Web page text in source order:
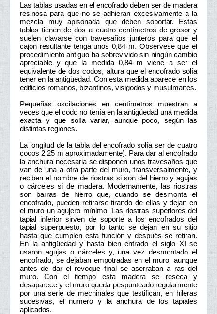
Las tablas usadas en el encofrado deben ser de madera
resinosa para que no se adhieran excesivamente a la
mezcla muy apisonada que deben soportar. Estas
tablas tienen de dos a cuatro centímetros de grosor y
suelen clavarse con travesaños junteros para que el
cajón resultante tenga unos 0,84 m. Obsérvese que el
procedimiento antiguo ha sobrevivido sin ningún cambio
apreciable y que la medida 0,84 m viene a ser el
equivalente de dos codos, altura que el encofrado solía
tener en la antigüedad. Con esta medida aparece en los
edificios romanos, bizantinos, visigodos y musulmanes.
Pequeñas oscilaciones en centímetros muestran a
veces que el codo no tenía en la antigüedad una medida
exacta y que solía variar, aunque poco, según las
distintas regiones.
La longitud de la tabla del encofrado solía ser de cuatro
codos 2,25 m aproximadamente). Para dar al encofrado
la anchura necesaria se disponen unos travesaños que
van de una a otra parte del muro, transversalmente, y
reciben el nombre de riostras si son del hierro y agujas
o cárceles si de madera. Modernamente, las riostras
son barras de hierro que, cuando se desmonta el
encofrado, pueden retirarse tirando de ellas y dejan en
el muro un agujero mínimo. Las riostras superiores del
tapial inferior sirven de soporte a los encofrados del
tapial superpuesto, por lo tanto se dejan en su sitio
hasta que cumplen esta función y después se retiran.
En la antigüedad y hasta bien entrado el siglo XI se
usaron agujas o cárceles y, una vez desmontado el
encofrado, se dejaban empotradas en el muro, aunque
antes de dar el revoque final se aserraban a ras del
muro. Con el tiempo esta madera se reseca y
desaparece y el muro queda pespunteado regularmente
por una serie de mechinales que testifican, en hileras
sucesivas, el número y la anchura de los tapiales
aplicados.